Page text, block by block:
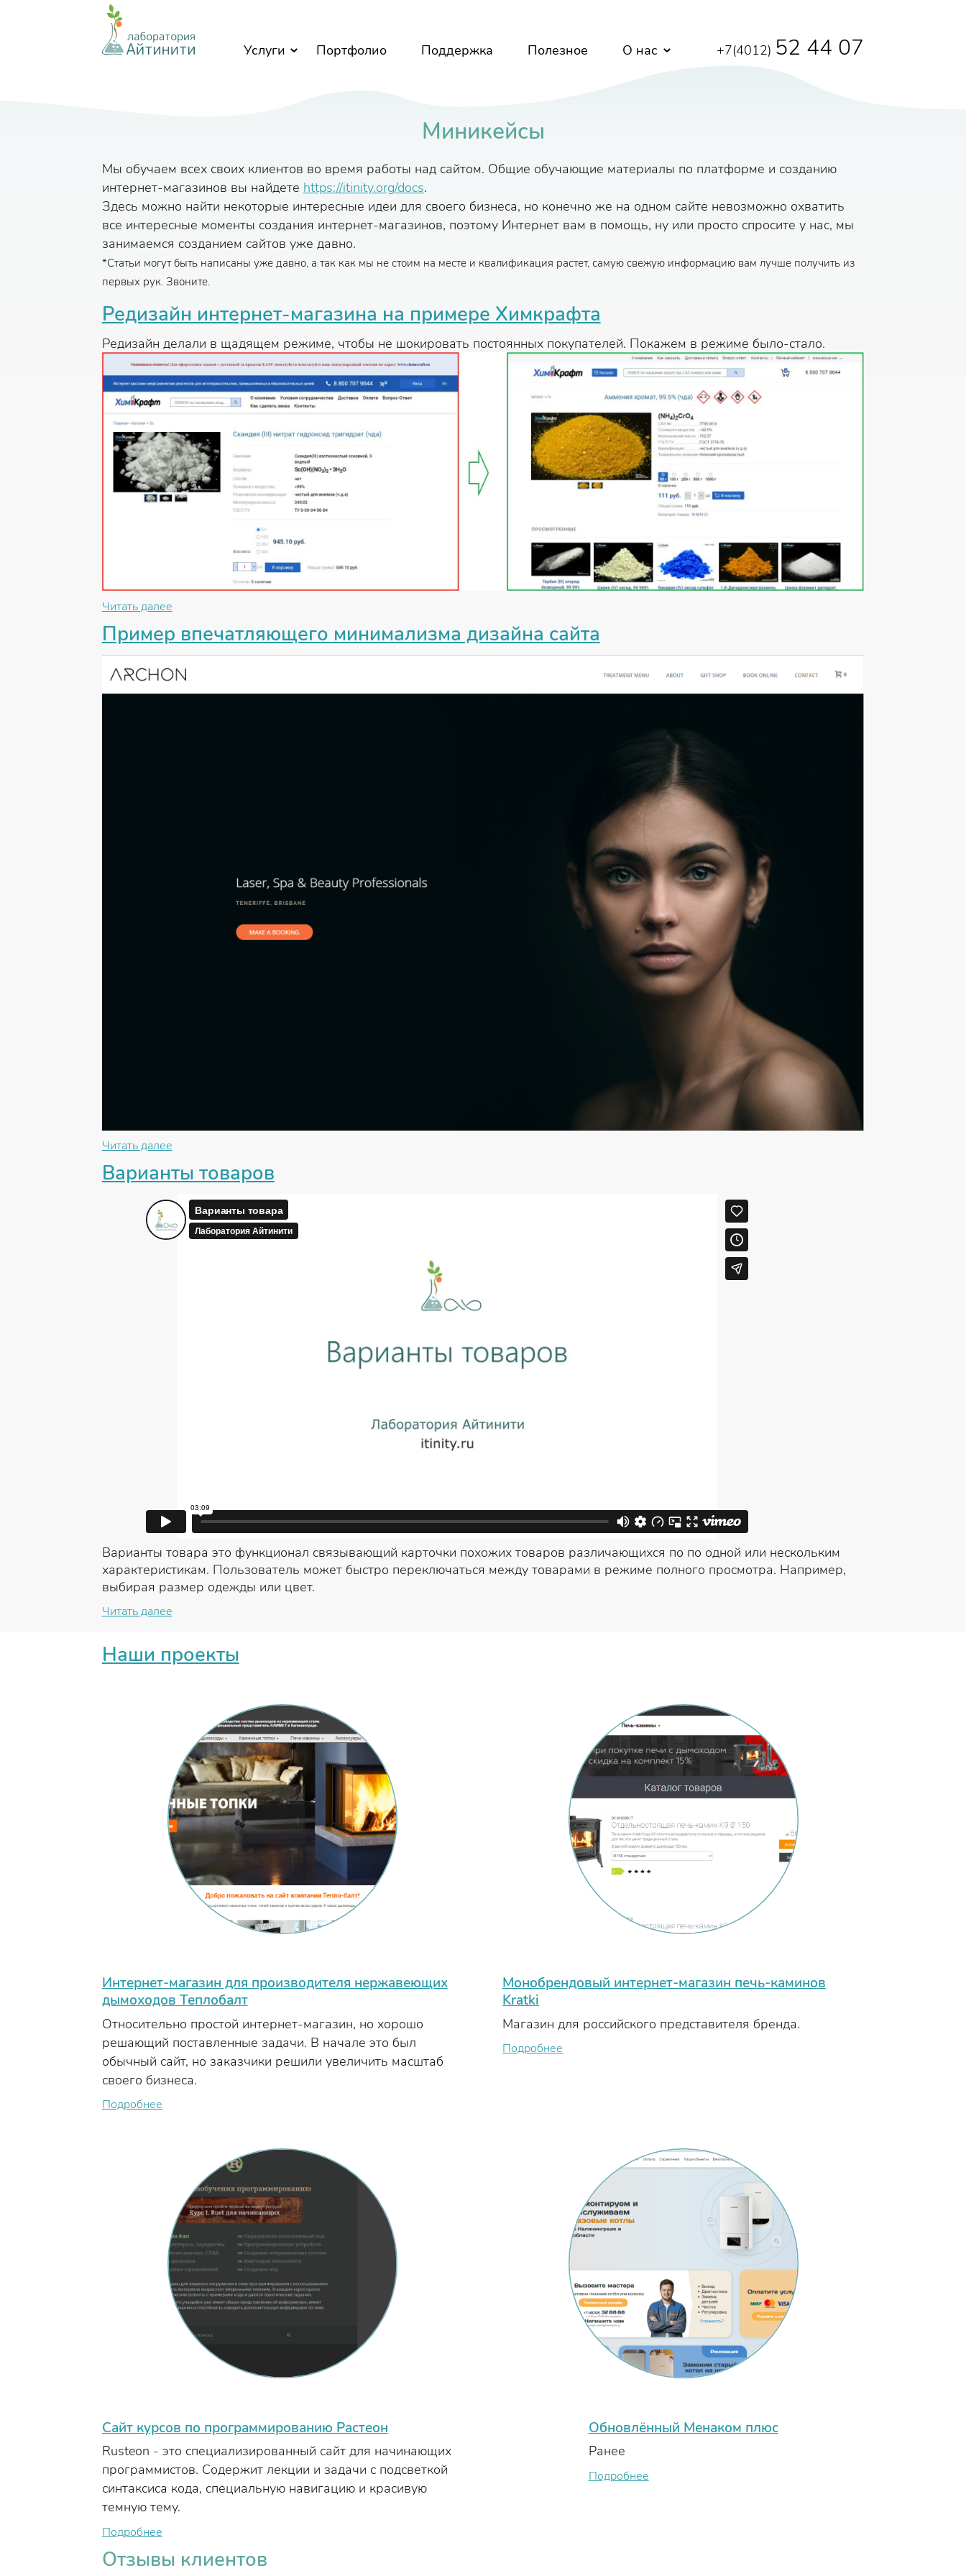
Перейти к основному содержанию
Услуги Портфолио Поддержка Полезное О нас +7(4012) 52 44 07
Миникейсы
Мы обучаем всех своих клиентов во время работы над сайтом. Общие обучающие материалы по платформе и созданию
интернет-магазинов вы найдете https://itinity.org/docs.
Здесь можно найти некоторые интересные идеи для своего бизнеса, но конечно же на одном сайте невозможно охватить
все интересные моменты создания интернет-магазинов, поэтому Интернет вам в помощь, ну или просто спросите у нас, мы
занимаемся созданием сайтов уже давно.
*Статьи могут быть написаны уже давно, а так как мы не стоим на месте и квалификация растет, самую свежую информацию вам лучше получить из
первых рук. Звоните.
Редизайн интернет-магазина на примере Химкрафта
Редизайн делали в щадящем режиме, чтобы не шокировать постоянных покупателей. Покажем в режиме было-стало.
Читать далее
Пример впечатляющего минимализма дизайна сайта
Читать далее
Варианты товаров
Варианты товара это функционал связывающий карточки похожих товаров различающихся по по одной или нескольким
характеристикам. Пользователь может быстро переключаться между товарами в режиме полного просмотра. Например,
выбирая размер одежды или цвет.
Читать далее
Наши проекты
Интернет-магазин для производителя нержавеющих
дымоходов Теплобалт
Относительно простой интернет-магазин, но хорошо
решающий поставленные задачи. В начале это был
обычный сайт, но заказчики решили увеличить масштаб
своего бизнеса.
Подробнее
Монобрендовый интернет-магазин печь-каминов
Kratki
Магазин для российского представителя бренда.
Подробнее
Сайт курсов по программированию Растеон
Rusteon - это специализированный сайт для начинающих
программистов. Содержит лекции и задачи с подсветкой
синтаксиса кода, специальную навигацию и красивую
темную тему.
Подробнее
Обновлённый Менаком плюс
Ранее
Подробнее
Отзывы клиентов